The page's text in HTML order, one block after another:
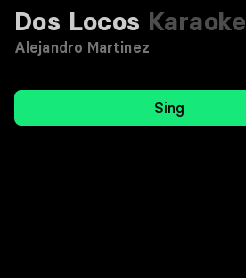
Dos Locos Karaoke
Alejandro Martinez
Sing